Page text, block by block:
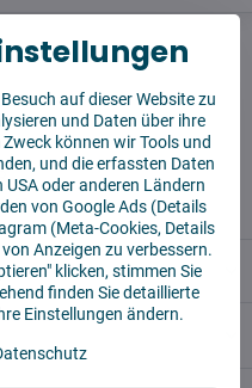
auf dieser Website zu
und Daten über ihre
können wir Tools und
und die erfassten Daten
USA oder anderen Ländern
von Google Ads (Details
(Meta-Cookies, Details
Anzeigen zu verbessern.
klicken, stimmen Sie
finden Sie detaillierte
Einstellungen ändern.